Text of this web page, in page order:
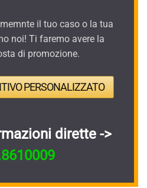
il tuo caso o la tua
noi! Ti faremo avere la
di promozione.
PERSONALIZZATO
dirette ->